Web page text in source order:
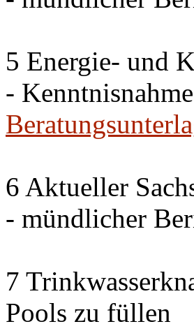
5 Energie- und
-
6 Aktueller
- mündlicher
7
Pools zu füllen